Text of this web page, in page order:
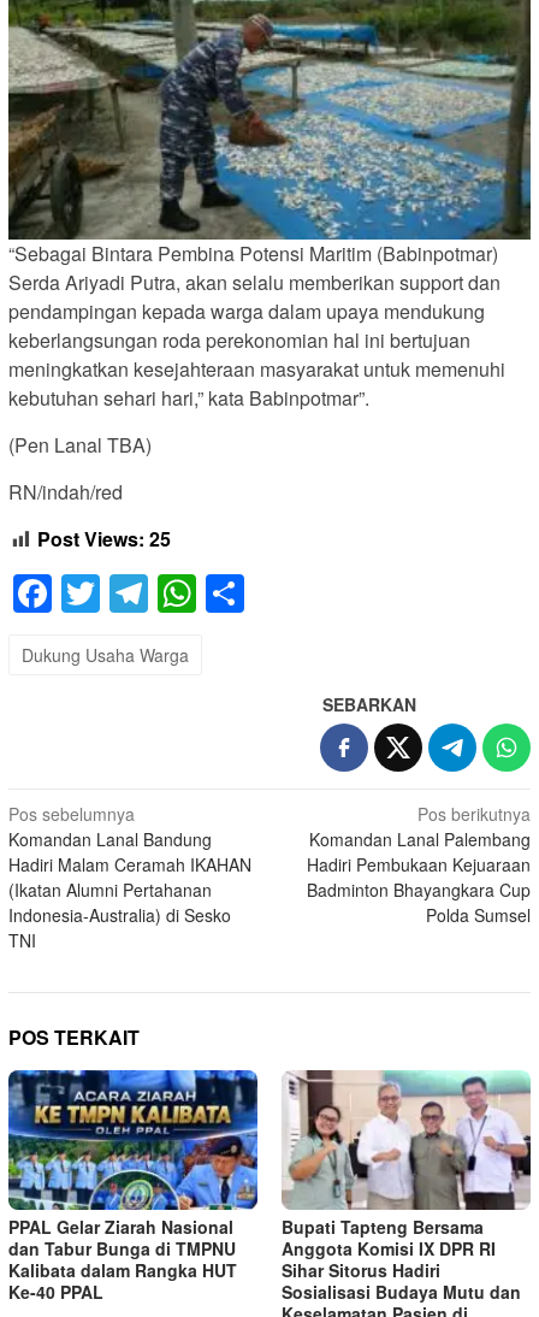
“Sebagai Bintara Pembina Potensi Maritim (Babinpotmar)
Serda Ariyadi Putra, akan selalu memberikan support dan
pendampingan kepada warga dalam upaya mendukung
keberlangsungan roda perekonomian hal ini bertujuan
meningkatkan kesejahteraan masyarakat untuk memenuhi
kebutuhan sehari hari,” kata Babinpotmar”.
(Pen Lanal TBA)
RN/indah/red
Post Views: 25
Facebook
Twitter
Telegram
WhatsApp
Dukung Usaha Warga
SEBARKAN
Navigasi
pos
Pos sebelumnya
Komandan Lanal Bandung
Hadiri Malam Ceramah IKAHAN
(Ikatan Alumni Pertahanan
Indonesia-Australia) di Sesko
TNI
Pos berikutnya
Komandan Lanal Palembang
Hadiri Pembukaan Kejuaraan
Badminton Bhayangkara Cup
Polda Sumsel
POS TERKAIT
PPAL Gelar Ziarah Nasional
dan Tabur Bunga di TMPNU
Kalibata dalam Rangka HUT
Ke-40 PPAL
Bupati Tapteng Bersama
Anggota Komisi IX DPR RI
Sihar Sitorus Hadiri
Sosialisasi Budaya Mutu dan